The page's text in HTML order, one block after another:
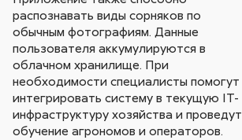
распознавать виды сорняков по
обычным фотографиям. Данные
пользователя аккумулируются в
облачном хранилище. При
необходимости специалисты помогут
интегрировать систему в текущую IТ-
инфраструктуру хозяйства и проведут
обучение агрономов и операторов.